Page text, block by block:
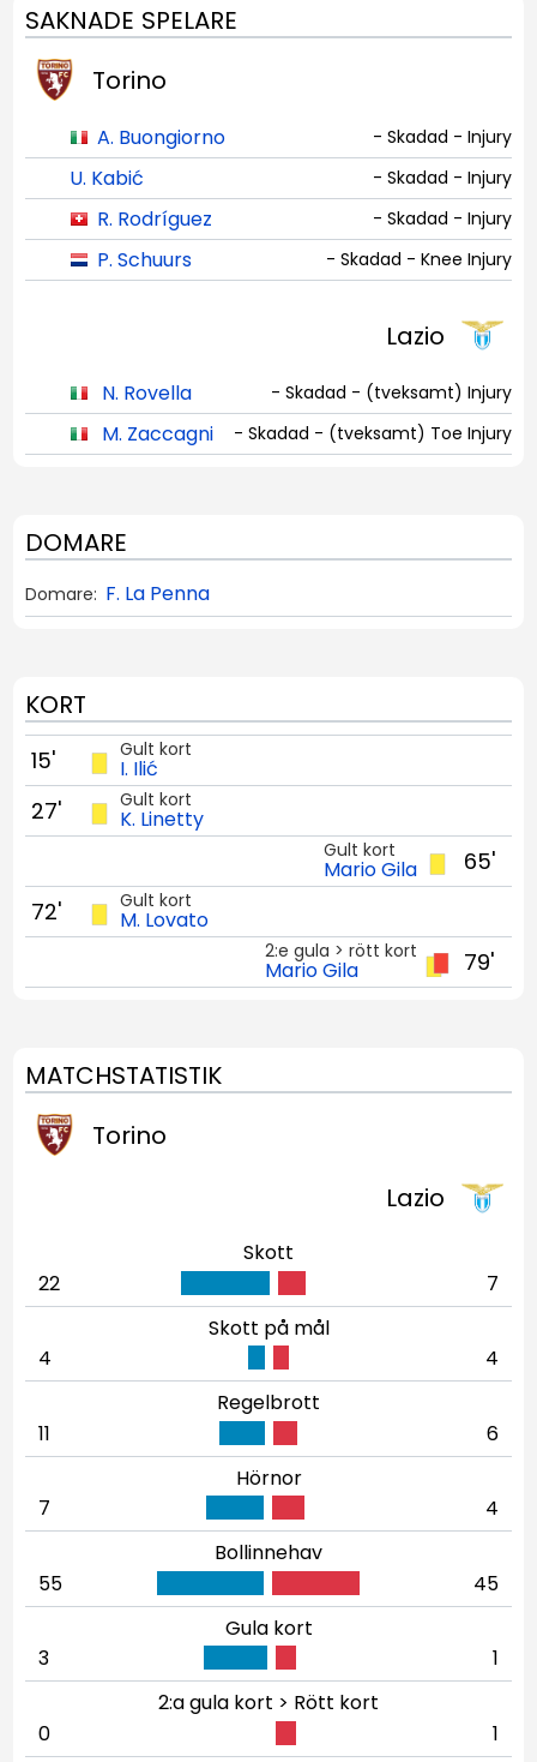
SAKNADE SPELARE
Torino
A. Buongiorno - Skadad - Injury
U. Kabić - Skadad - Injury
R. Rodríguez - Skadad - Injury
P. Schuurs - Skadad - Knee Injury
Lazio
N. Rovella - Skadad - (tveksamt) Injury
M. Zaccagni - Skadad - (tveksamt) Toe Injury
DOMARE
Domare: F. La Penna
KORT
Gult kort
I. Ilić
15'
Gult kort
K. Linetty
27'
65'
Gult kort
Mario Gila
Gult kort
M. Lovato
72'
79'
2:e gula > rött kort
Mario Gila
MATCHSTATISTIK
Torino
Lazio
Skott
22
7
Skott på mål
4
4
Regelbrott
11
6
Hörnor
7
4
Bollinnehav
55
45
Gula kort
3
1
2:a gula kort > Rött kort
0
1